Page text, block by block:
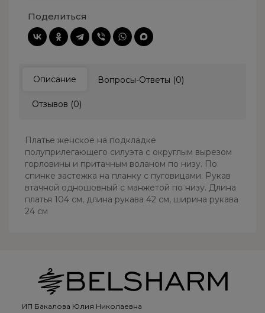
Поделиться
Описание Вопросы-Ответы (0)
Отзывов (0)
Платье женское на подкладке
полуприлегающего силуэта с округлым вырезом
горловины и притачным воланом по низу. По
спинке застежка на планку с пуговицами. Рукав
втачной одношовный с манжетой по низу. Длина
платья 104 см, длина рукава 42 см, ширина рукава
24 см
ИП Бакалова Юлия Николаевна